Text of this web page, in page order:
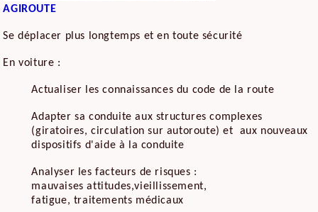
AGIROUTE
Se déplacer plus longtemps et en toute sécurité
En voiture :
Actualiser les connaissances du code de la route
Adapter sa conduite aux structures complexes
(giratoires, circulation sur autoroute) et aux nouveaux
dispositifs d'aide à la conduite
Analyser les facteurs de risques :
mauvaises attitudes,vieillissement,
fatigue, traitements médicaux